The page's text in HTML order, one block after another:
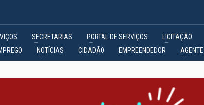
SECRETARIAS PORTAL DE SERVIÇOS LICITAÇÃO
NOTÍCIAS CIDADÃO EMPREENDEDOR